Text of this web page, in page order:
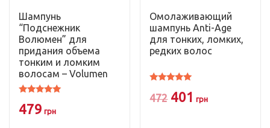
Шампунь
“Подснежник
Волюмен” для
придания объема
тонким и ломким
волосам – Volumen
4.83
из 5
479 грн
Омолаживающий
шампунь Anti-Age
для тонких, ломких,
редких волос
5.00
из 5
472 401 грнТекущая